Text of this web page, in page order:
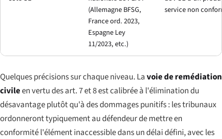
(Allemagne BFSG,
France ord. 2023,
Espagne Ley
11/2023, etc.)
service non
Quelques précisions sur chaque niveau. Lavoie de remédiation
civileen vertu des art. 7 et 8 est calibrée à l'élimination du
désavantage plutôt qu'à des dommages punitifs : les tribunaux
ordonneront typiquement au défendeur de mettre en
conformité l'élément inaccessible dans un délai défini, avec les